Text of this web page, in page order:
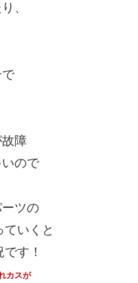
、
障
ので
ツの
いくと
す！
カスが